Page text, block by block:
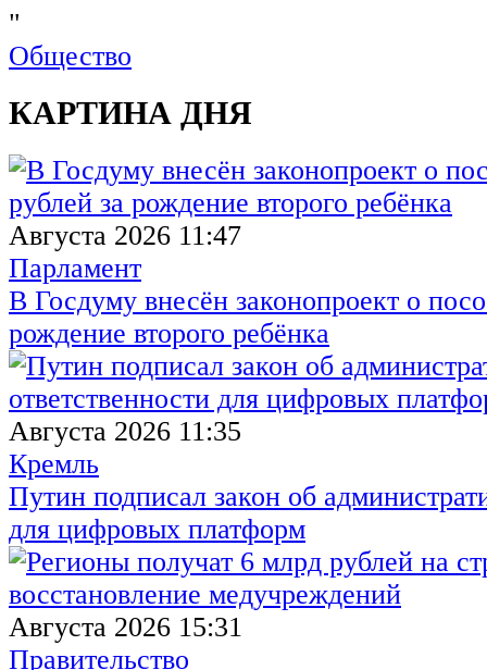
"
Общество
КАРТИНА ДНЯ
Августа 2026 11:47
Парламент
В Госдуму внесён законопроект о
рождение второго ребёнка
Августа 2026 11:35
Кремль
Путин подписал закон об
для цифровых платформ
Августа 2026 15:31
Правительство